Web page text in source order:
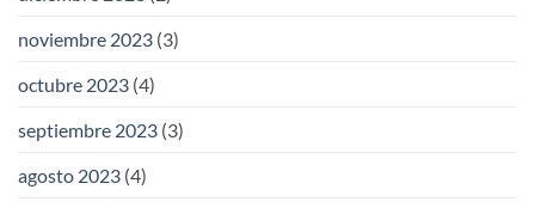
noviembre 2023 (3)
octubre 2023 (4)
septiembre 2023 (3)
agosto 2023 (4)